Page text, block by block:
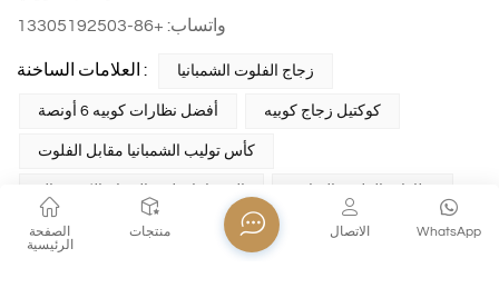
واتساب: +86-13305192503
العلامات الساخنة : زجاج الفلوت الشمبانيا
أفضل نظارات كوبيه 6 أونصة كوكتيل زجاج كوبيه
كأس توليب الشمبانيا مقابل الفلوت
الصفحة
الرئيسية
منتجات WhatsApp الاتصال